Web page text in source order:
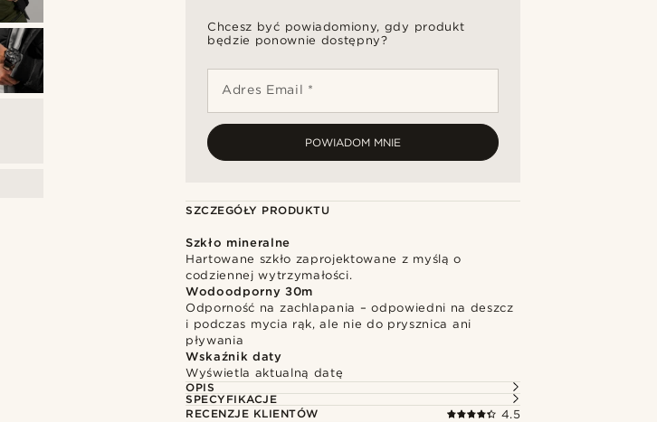
Chcesz być powiadomiony, gdy produkt
będzie ponownie dostępny?
Adres Email *
POWIADOM MNIE
SZCZEGÓŁY PRODUKTU
Szkło mineralne
Hartowane szkło zaprojektowane z myślą o
codziennej wytrzymałości.
Wodoodporny 30m
Odporność na zachlapania – odpowiedni na deszcz
i podczas mycia rąk, ale nie do prysznica ani
pływania
Wskaźnik daty
Wyświetla aktualną datę
OPIS
SPECYFIKACJE
RECENZJE KLIENTÓW
4.5